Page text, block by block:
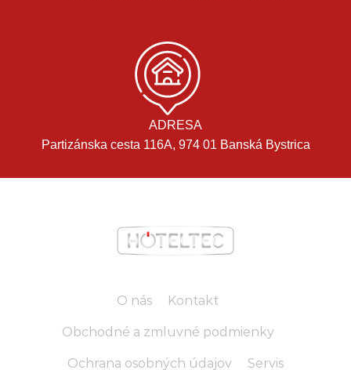
ADRESA
Partizánska cesta 116A, 974 01 Banská Bystrica
O nás Kontakt
Obchodné a zmluvné podmienky
Ochrana osobných údajov Servis